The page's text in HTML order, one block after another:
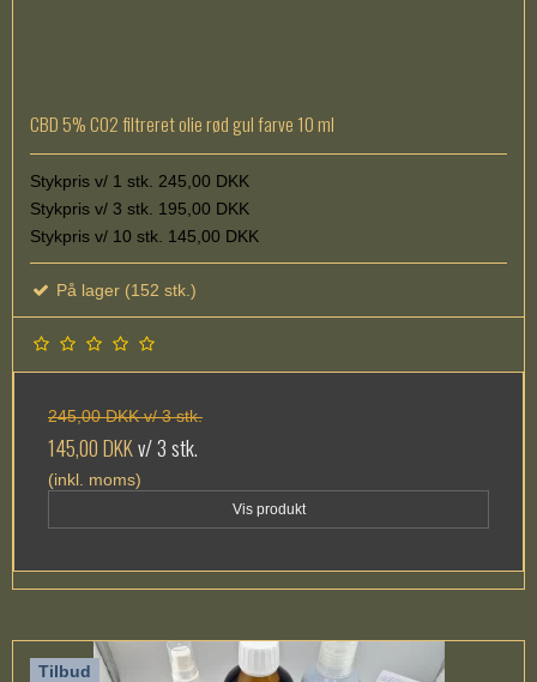
CBD 5% CO2 filtreret olie rød gul farve 10 ml
Stykpris v/ 1 stk. 245,00 DKK
Stykpris v/ 3 stk. 195,00 DKK
Stykpris v/ 10 stk. 145,00 DKK
På lager (152 stk.)
245,00 DKK v/ 3 stk.
145,00 DKKv/ 3 stk.
(inkl. moms)
Vis produkt
Tilbud